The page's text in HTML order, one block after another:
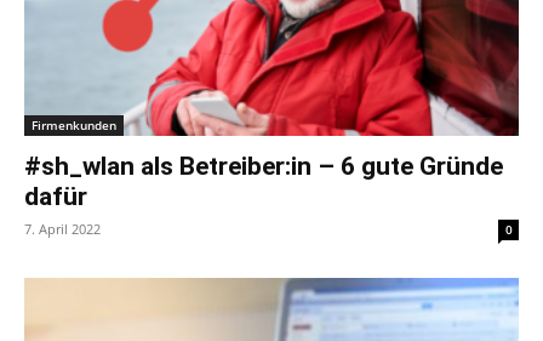
Firmenkunden
#sh_wlan als Betreiber:in – 6 gute Gründe
dafür
7. April 2022 0